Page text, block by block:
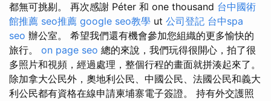
都無可挑剔。 再次感謝 Péter 和 one thousand 台中國術
館推薦 seo推薦 google seo教學 ut 公司登記 台中spa
seo 辦公室。 希望我們還有機會參加您組織的更多愉快的
旅行。 on page seo 總的來說，我們玩得很開心，拍了很
多照片和視頻，經過處理，整個行程的畫面就拼湊起來了。
除加拿大公民外，奧地利公民、中國公民、法國公民和義大
利公民都有資格在線申請柬埔寨電子簽證。 持有外交護照